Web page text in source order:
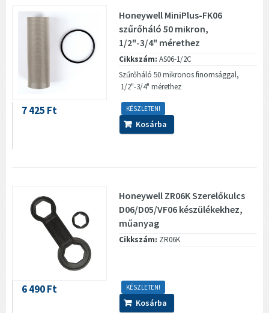
Honeywell MiniPlus-FK06
szűrőháló 50 mikron,
1/2"-3/4" mérethez
Cikkszám: AS06-1/2C
Szűrőháló 50 mikronos finomsággal,
1/2"-3/4" mérethez
KÉSZLETEN!
7 425 Ft
Kosárba
Honeywell ZR06K Szerelőkulcs
D06/D05/VF06 készülékekhez,
műanyag
Cikkszám: ZR06K
KÉSZLETEN!
6 490 Ft
Kosárba